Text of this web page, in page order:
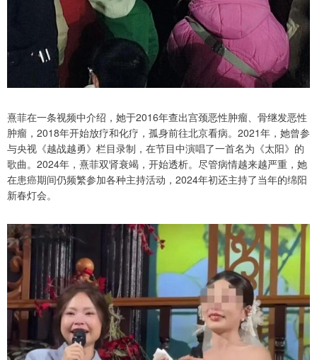
熹菲在一条视频中介绍，她于2016年查出宫颈恶性肿瘤、骨继发恶性
肿瘤，2018年开始放疗和化疗，孤身前往北京看病。2021年，她曾参
与央视《越战越勇》栏目录制，在节目中演唱了一首名为《太阳》的
歌曲。2024年，熹菲双肾衰竭，开始透析。尽管病情越来越严重，她
在患癌期间仍频繁参加各种主持活动，2024年初还主持了当年的绵阳
新春灯会。